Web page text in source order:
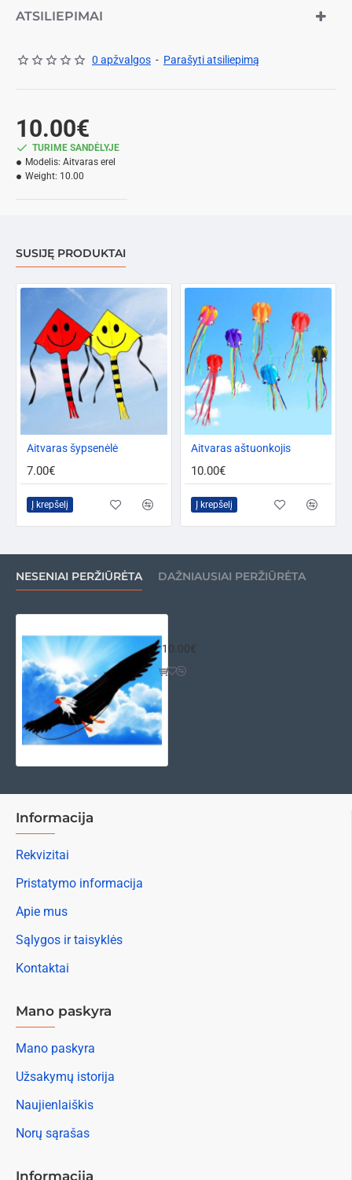
ATSILIEPIMAI
0 apžvalgos - Parašyti atsiliepimą
10.00€
TURIME SANDĖLYJE
Modelis: Aitvaras erel
Weight: 10.00
SUSIJĘ PRODUKTAI
PERKAMIAUSIAS
Aitvaras šypsenėlė
7.00€
Į krepšelį
Aitvaras aštuonkojis
10.00€
Į krepšelį
NESENIAI PERŽIŪRĖTA DAŽNIAUSIAI PERŽIŪRĖTA
Aitvaras erelis
10.00€
Informacija
Rekvizitai
Pristatymo informacija
Apie mus
Sąlygos ir taisyklės
Kontaktai
Mano paskyra
Mano paskyra
Užsakymų istorija
Naujienlaiškis
Norų sąrašas
Informacija